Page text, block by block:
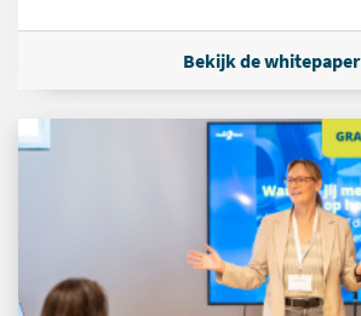
Bekijk de whitepaper